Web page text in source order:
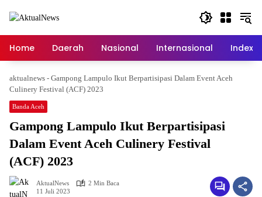
Home Daerah Nasional Internasional Index
aktualnews - Gampong Lampulo Ikut Berpartisipasi Dalam Event Aceh
Culinery Festival (ACF) 2023
Banda Aceh
Gampong Lampulo Ikut Berpartisipasi
Dalam Event Aceh Culinery Festival
(ACF) 2023
AktualNews
2 Min Baca
11 Juli 2023